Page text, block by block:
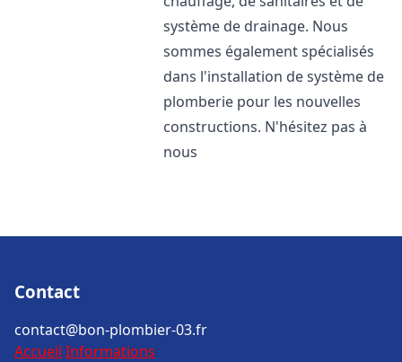
système de drainage. Nous
sommes également spécialisés
dans l'installation de système de
plomberie pour les nouvelles
constructions. N'hésitez pas à
nous
Contact
contact@bon-plombier-03.fr
Accueil Informations